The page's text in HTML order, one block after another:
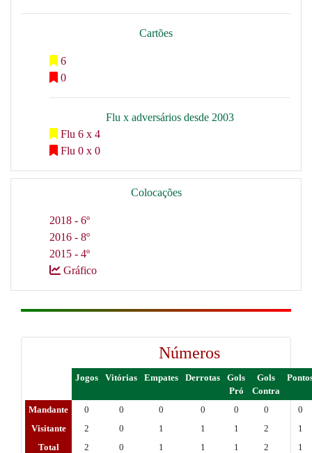
Cartões
6
0
Flu x adversários desde 2003
Flu 6 x 4
Flu 0 x 0
Colocações
2018 - 6º
2016 - 8º
2015 - 4º
Gráfico
Números
Jogos Vitórias Empates Derrotas
Gols
Pró
Gols
Contra
Mandante 0 0 0 0 0 0
0
Visitante
2 0 1 1 1 2
1
Total
2 0 1 1 1 2 1